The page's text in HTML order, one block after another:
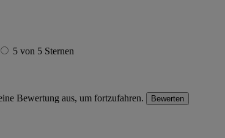
5 von 5 Sternen
Bewertung aus, um fortzufahren. Bewerten